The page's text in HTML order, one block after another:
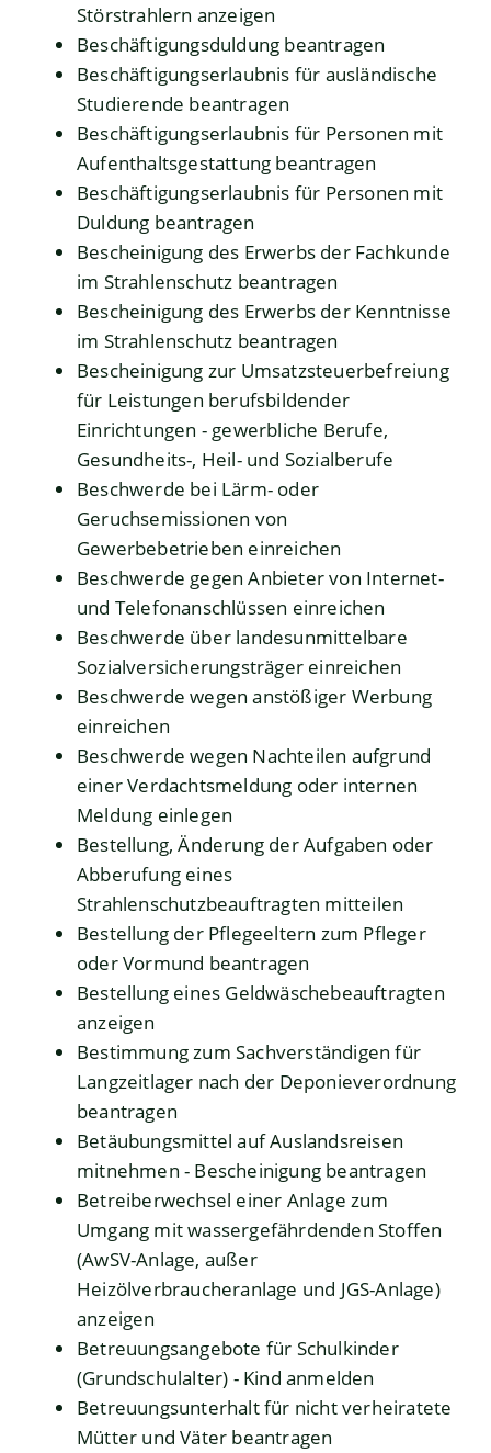
Störstrahlern anzeigen
Beschäftigungsduldung beantragen
Beschäftigungserlaubnis für ausländische
Studierende beantragen
Beschäftigungserlaubnis für Personen mit
Aufenthaltsgestattung beantragen
Beschäftigungserlaubnis für Personen mit
Duldung beantragen
Bescheinigung des Erwerbs der Fachkunde
im Strahlenschutz beantragen
Bescheinigung des Erwerbs der Kenntnisse
im Strahlenschutz beantragen
Bescheinigung zur Umsatzsteuerbefreiung
für Leistungen berufsbildender
Einrichtungen - gewerbliche Berufe,
Gesundheits-, Heil- und Sozialberufe
Beschwerde bei Lärm- oder
Geruchsemissionen von
Gewerbebetrieben einreichen
Beschwerde gegen Anbieter von Internet-
und Telefonanschlüssen einreichen
Beschwerde über landesunmittelbare
Sozialversicherungsträger einreichen
Beschwerde wegen anstößiger Werbung
einreichen
Beschwerde wegen Nachteilen aufgrund
einer Verdachtsmeldung oder internen
Meldung einlegen
Bestellung, Änderung der Aufgaben oder
Abberufung eines
Strahlenschutzbeauftragten mitteilen
Bestellung der Pflegeeltern zum Pfleger
oder Vormund beantragen
Bestellung eines Geldwäschebeauftragten
anzeigen
Bestimmung zum Sachverständigen für
Langzeitlager nach der Deponieverordnung
beantragen
Betäubungsmittel auf Auslandsreisen
mitnehmen - Bescheinigung beantragen
Betreiberwechsel einer Anlage zum
Umgang mit wassergefährdenden Stoffen
(AwSV-Anlage, außer
Heizölverbraucheranlage und JGS-Anlage)
anzeigen
Betreuungsangebote für Schulkinder
(Grundschulalter) - Kind anmelden
Betreuungsunterhalt für nicht verheiratete
Mütter und Väter beantragen